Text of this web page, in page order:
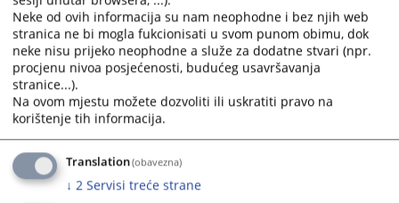
Trenutno nema vijesti
Neke od ovih informacija su nam neophodne i bez njih web
stranica ne bi mogla fukcionisati u svom punom obimu, dok
neke nisu prijeko neophodne a služe za dodatne stvari (npr.
procjenu nivoa posjećenosti, budućeg usavršavanja
stranice...).
Na ovom mjestu možete dozvoliti ili uskratiti pravo na
korištenje tih informacija.
Translation(obavezna)
↓ 2 Servisi treće strane